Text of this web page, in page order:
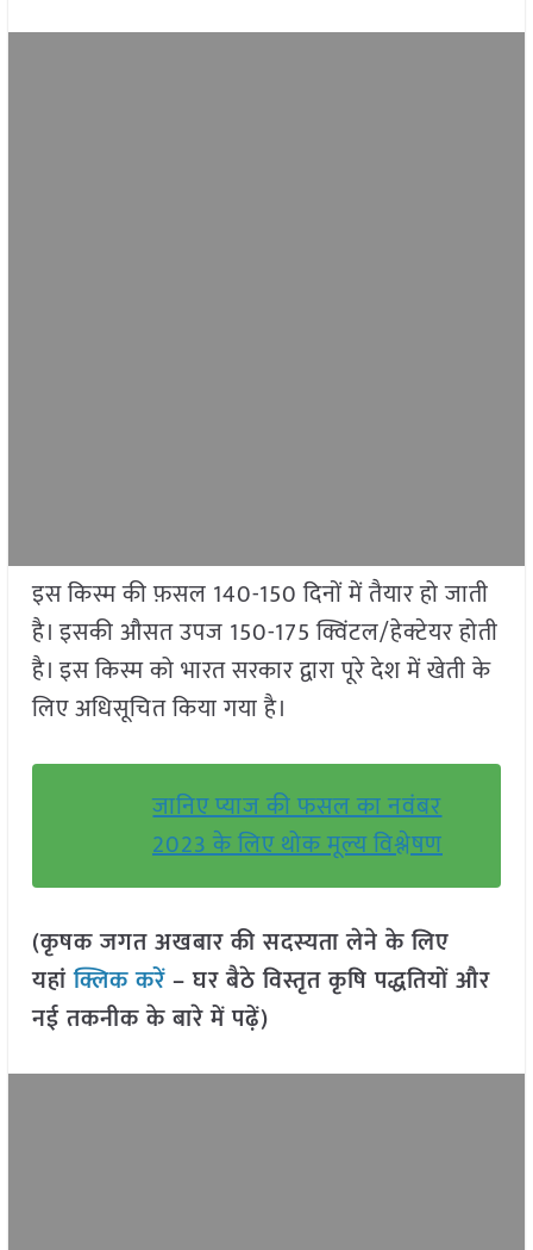
इस किस्म की फ़सल 140-150 दिनों में तैयार हो जाती
है। इसकी औसत उपज 150-175 क्विंटल/हेक्टेयर होती
है। इस किस्म को भारत सरकार द्वारा पूरे देश में खेती के
लिए अधिसूचित किया गया है।
जानिए प्याज की फसल का नवंबर
2023 के लिए थोक मूल्य विश्लेषण
(कृषक जगत अखबार की सदस्यता लेने के लिए
यहांक्लिक करें– घर बैठे विस्तृत कृषि पद्धतियों और
नई तकनीक के बारे में पढ़ें)